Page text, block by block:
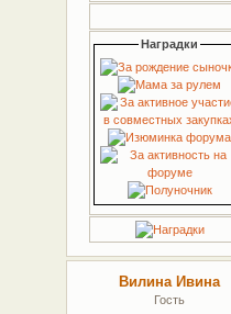
Наградки
Вилина Ивина
Гость